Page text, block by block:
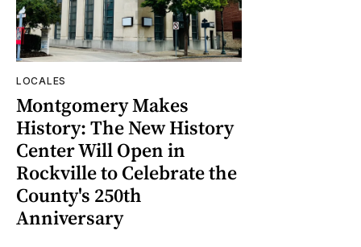
LOCALES
Montgomery Makes
History: The New History
Center Will Open in
Rockville to Celebrate the
County's 250th
Anniversary